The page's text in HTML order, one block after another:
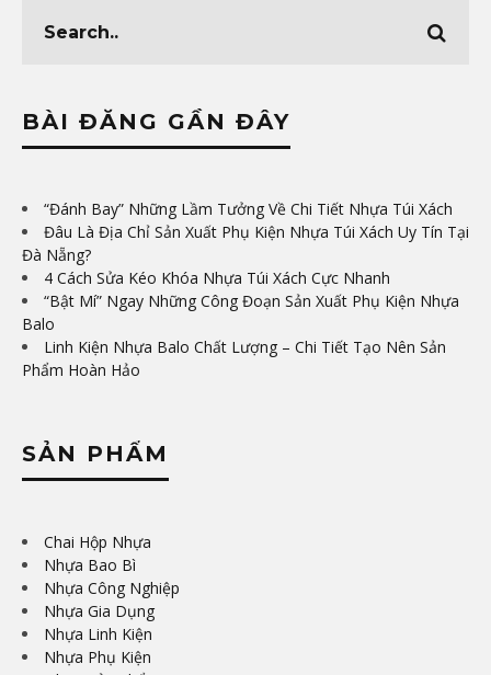
BÀI ĐĂNG GẦN ĐÂY
“Đánh Bay” Những Lầm Tưởng Về Chi Tiết Nhựa Túi Xách
Đâu Là Địa Chỉ Sản Xuất Phụ Kiện Nhựa Túi Xách Uy Tín Tại
Đà Nẵng?
4 Cách Sửa Kéo Khóa Nhựa Túi Xách Cực Nhanh
“Bật Mí” Ngay Những Công Đoạn Sản Xuất Phụ Kiện Nhựa
Balo
Linh Kiện Nhựa Balo Chất Lượng – Chi Tiết Tạo Nên Sản
Phẩm Hoàn Hảo
SẢN PHẨM
Chai Hộp Nhựa
Nhựa Bao Bì
Nhựa Công Nghiệp
Nhựa Gia Dụng
Nhựa Linh Kiện
Nhựa Phụ Kiện